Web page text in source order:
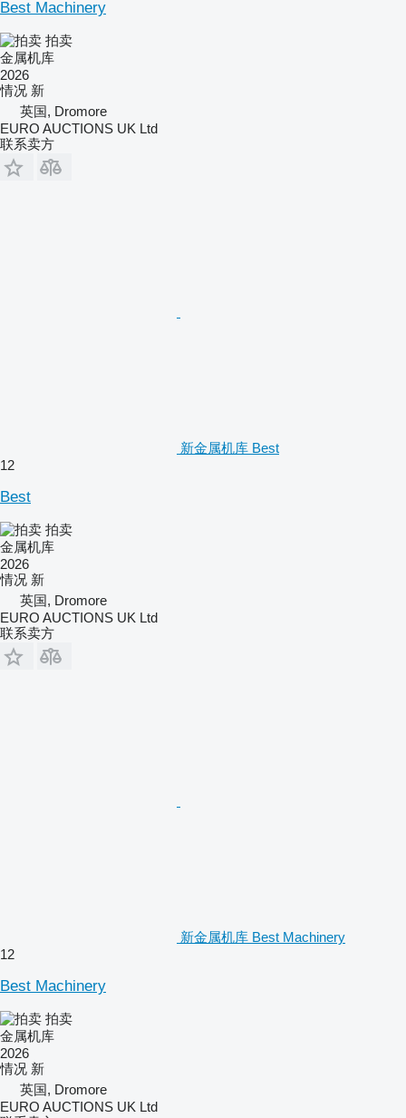
Best Machinery
拍卖
金属机库
2026
情况 新
英国, Dromore
EURO AUCTIONS UK Ltd
联系卖方
新金属机库 Best
12
Best
拍卖
金属机库
2026
情况 新
英国, Dromore
EURO AUCTIONS UK Ltd
联系卖方
新金属机库 Best Machinery
12
Best Machinery
拍卖
金属机库
2026
情况 新
英国, Dromore
EURO AUCTIONS UK Ltd